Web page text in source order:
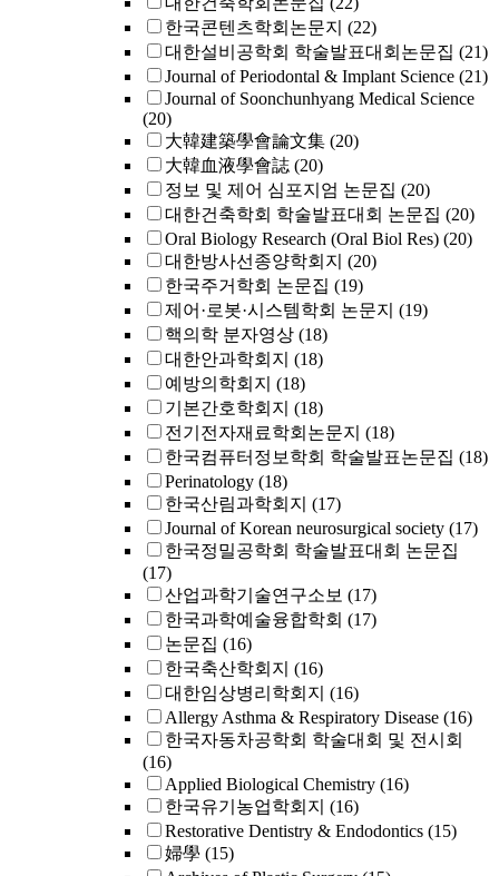
한국콘텐츠학회논문지 (22)
대한설비공학회 학술발표대회논문집 (21)
Journal of Periodontal & Implant Science (21)
Journal of Soonchunhyang Medical Science
(20)
大韓建築學會論文集 (20)
大韓血液學會誌 (20)
정보 및 제어 심포지엄 논문집 (20)
대한건축학회 학술발표대회 논문집 (20)
Oral Biology Research (Oral Biol Res) (20)
대한방사선종양학회지 (20)
한국주거학회 논문집 (19)
제어·로봇·시스템학회 논문지 (19)
핵의학 분자영상 (18)
대한안과학회지 (18)
예방의학회지 (18)
기본간호학회지 (18)
전기전자재료학회논문지 (18)
한국컴퓨터정보학회 학술발표논문집 (18)
Perinatology (18)
한국산림과학회지 (17)
Journal of Korean neurosurgical society (17)
한국정밀공학회 학술발표대회 논문집
(17)
산업과학기술연구소보 (17)
한국과학예술융합학회 (17)
논문집 (16)
한국축산학회지 (16)
대한임상병리학회지 (16)
Allergy Asthma & Respiratory Disease (16)
한국자동차공학회 학술대회 및 전시회
(16)
Applied Biological Chemistry (16)
한국유기농업학회지 (16)
Restorative Dentistry & Endodontics (15)
婦學 (15)